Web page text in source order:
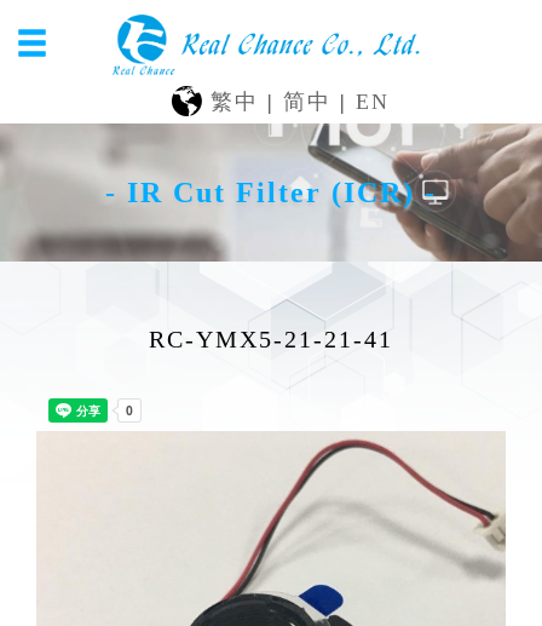
繁中 | 简中 | EN
- IR Cut Filter (ICR) -
RC-YMX5-21-21-41